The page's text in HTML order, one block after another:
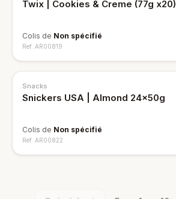
Twix | Cookies & Creme (77g x20)
Colis de Non spécifié
Ref. AR00819
Snacks
Snickers USA | Almond 24x50g
Colis de Non spécifié
Ref. AR00822